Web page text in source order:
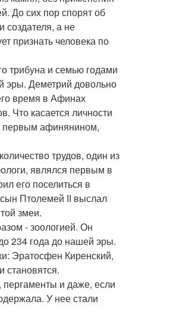
До сих пор спорят об
создателя, а не
признать человека по
трибуна и семью годами
эры. Деметрий довольно
время в Афинах
Что касается личности
первым афинянином,
трудов, один из
являлся первым в
его поселиться в
Птолемей II выслал
змеи.
- зоологией. Он
234 года до нашей эры.
Эратосфен Киренский,
становятся.
и даже, если
У нее стали